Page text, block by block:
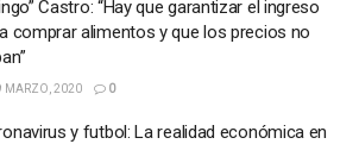
Castro: “Hay que garantizar el ingreso
comprar alimentos y que los precios no
MARZO, 2020 0
y futbol: La realidad económica en